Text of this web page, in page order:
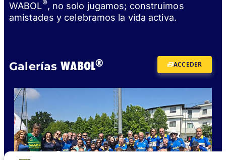
WABOL®, no solo jugamos; construimos
amistades y celebramos la vida activa.
GaleríasWABOL® ACCEDER